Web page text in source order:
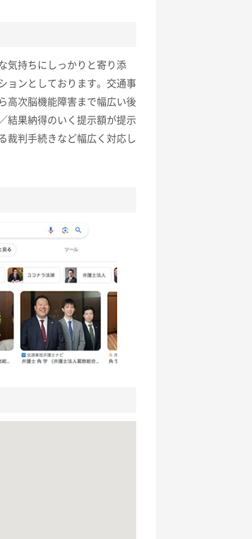
気持ちにしっかりと寄り添
ョンとしております。交通事
高次脳機能障害まで幅広い後
結果納得のいく提示額が提示
裁判手続きなど幅広く対応し